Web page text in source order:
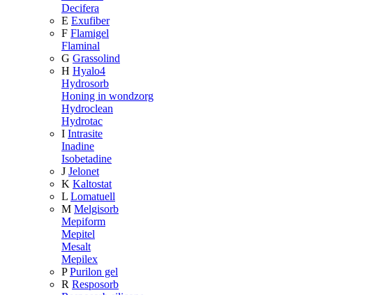
Decifera
E Exufiber
F Flamigel
Flaminal
G Grassolind
H Hyalo4
Hydrosorb
Honing in wondzorg
Hydroclean
Hydrotac
I Intrasite
Inadine
Isobetadine
J Jelonet
K Kaltostat
L Lomatuell
M Melgisorb
Mepiform
Mepitel
Mesalt
Mepilex
P Purilon gel
R Resposorb